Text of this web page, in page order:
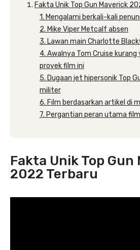
Fakta Unik Top Gun Maverick
1. Mengalami berkali-kali
2. Mike Viper Metcalf absen
3. Lawan main Charlotte
4. Awalnya Tom Cruise kurang
proyek film ini
5. Dugaan jet hipersonik Top
militer
6. Film berdasarkan artikel di
7. Pergantian peran utama
Fakta Unik Top Gun
2022 Terbaru